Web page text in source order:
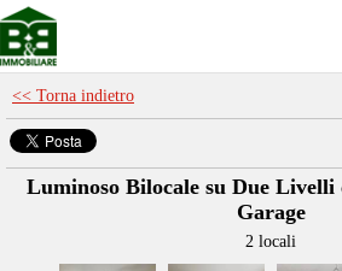
<< Torna indietro
Luminoso Bilocale su Due Livelli
Garage
2 locali